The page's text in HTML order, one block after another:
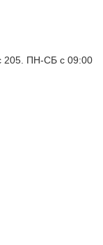
205. ПН-СБ с 09:00